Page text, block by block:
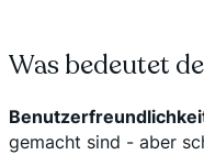
Was bedeutet
gemacht sind - aber